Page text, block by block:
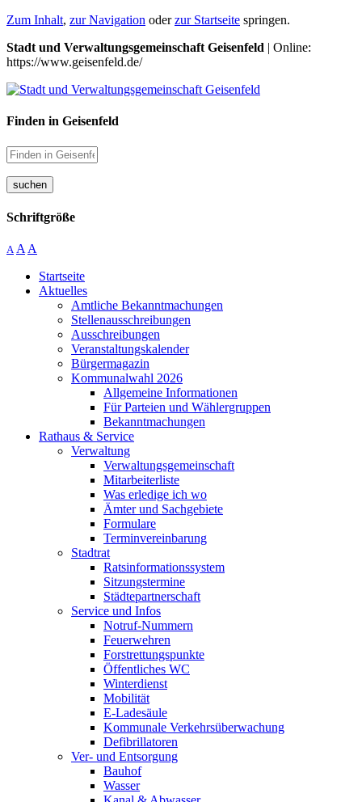
Zum Inhalt, zur Navigation oderzur Startseite springen.
Stadt und Verwaltungsgemeinschaft Geisenfeld | Online:
https://www.geisenfeld.de/
Finden in Geisenfeld
suchen
Schriftgröße
A A A
Startseite
Aktuelles
Amtliche Bekanntmachungen
Stellenausschreibungen
Ausschreibungen
Veranstaltungskalender
Bürgermagazin
Kommunalwahl 2026
Allgemeine Informationen
Für Parteien und Wählergruppen
Bekanntmachungen
Rathaus & Service
Verwaltung
Verwaltungsgemeinschaft
Mitarbeiterliste
Was erledige ich wo
Ämter und Sachgebiete
Formulare
Terminvereinbarung
Stadtrat
Ratsinformationssystem
Sitzungstermine
Städtepartnerschaft
Service und Infos
Notruf-Nummern
Feuerwehren
Forstrettungspunkte
Öffentliches WC
Winterdienst
Mobilität
E-Ladesäule
Kommunale Verkehrsüberwachung
Defibrillatoren
Ver- und Entsorgung
Bauhof
Wasser